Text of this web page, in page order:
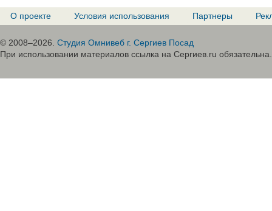
О проекте Условия использования Партнеры
© 2008–2026. Студия Омнивеб г. Сергиев Посад
При использовании материалов ссылка на Сергиев.ru обязательна.